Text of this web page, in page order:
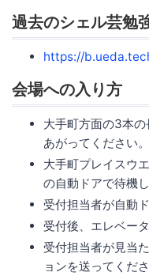
過去のシェル芸勉
https://
会場への入り方
大手町方面の3本
あがってください。
大手町プレイスウ
の自動ドアで待機
受付担当者が自動
受付後、エレベー
受付担当者が見当
ョンを送ってくだ